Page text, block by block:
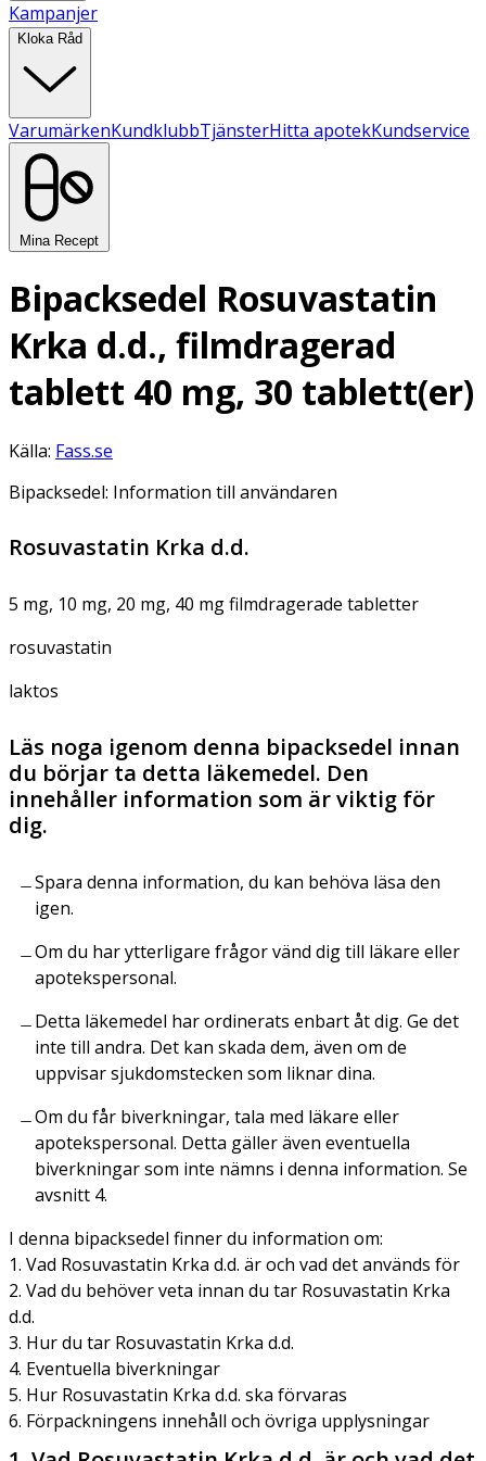
Kampanjer
Kloka Råd
VarumärkenKundklubbTjänsterHitta apotekKundservice
Mina Recept
Bipacksedel Rosuvastatin
Krka d.d., filmdragerad
tablett 40 mg, 30 tablett(er)
Källa: Fass.se
Bipacksedel: Information till användaren
Rosuvastatin Krka d.d.
5 mg, 10 mg, 20 mg, 40 mg filmdragerade tabletter
rosuvastatin
laktos
Läs noga igenom denna bipacksedel innan
du börjar ta detta läkemedel. Den
innehåller information som är viktig för
dig.
Spara denna information, du kan behöva läsa den
igen.
Om du har ytterligare frågor vänd dig till läkare eller
apotekspersonal.
Detta läkemedel har ordinerats enbart åt dig. Ge det
inte till andra. Det kan skada dem, även om de
uppvisar sjukdomstecken som liknar dina.
Om du får biverkningar, tala med läkare eller
apotekspersonal. Detta gäller även eventuella
biverkningar som inte nämns i denna information. Se
avsnitt 4.
I denna bipacksedel finner du information om:
1. Vad Rosuvastatin Krka d.d. är och vad det används för
2. Vad du behöver veta innan du tar Rosuvastatin Krka
d.d.
3. Hur du tar Rosuvastatin Krka d.d.
4. Eventuella biverkningar
5. Hur Rosuvastatin Krka d.d. ska förvaras
6. Förpackningens innehåll och övriga upplysningar